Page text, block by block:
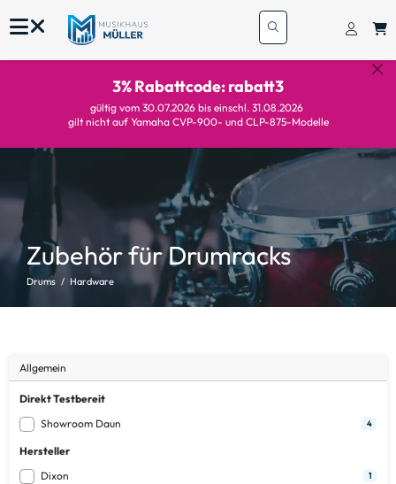
3% Rabattcode: rabatt3
gültig vom 30.07.2026 bis einschl. 31.08.2026
gilt nicht auf Yamaha CVP-900- und CLP-875-Modelle
Zubehör für Drumracks
Drums Hardware
Allgemein
Direkt Testbereit
Showroom Daun
4
Hersteller
Dixon
1